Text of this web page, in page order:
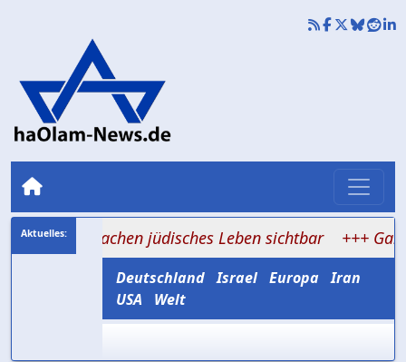
machen jüdisches Leben sichtbar +++ Galgen
Deutschland Israel Europa Iran
USA
Welt